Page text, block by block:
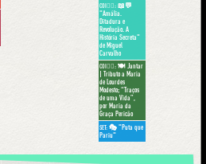
COI🦹‍♀️: 📖💬
"Amália.
Ditadura e
Revolução. A
História Secreta"
de Miguel
Carvalho
COI🦹‍♀️: 🍽 Jantar
| Tributo a Maria
de Lourdes
Modesto; “Traços
de uma Vida”,
por Maria da
Graça Pericão
SET: 🎭 "Puta que
Pariu"